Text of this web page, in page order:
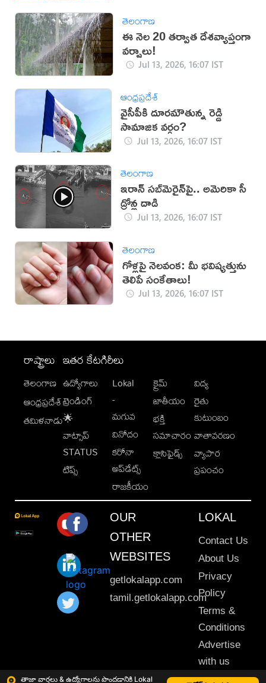
తాజా వార్తలు & ఉద్యోగాలను పొందడానికి Lokal
తెలంగాణ
ఈ నెల 20 తర్వాత దేశవ్యాప్తంగా
వర్షాలు!
Jul 13, 2026, 16:07 IST
ఆంధ్రప్రదేశ్
వైసీపీకి దూరమౌతున్న రెడ్డి
సామాజిక వర్గం?
Jul 13, 2026, 16:07 IST
తెలంగాణ
ఇరాన్‌ సబ్‌మెరైన్‌పై.. అమెరికా సీ
డ్రోన్ల దాడి
Jul 13, 2026, 16:07 IST
తెలంగాణ
గోళ్లపై నెలవంక: మీ భవిష్యత్తును
తెలిపే సంకేతాలు!
Jul 13, 2026, 16:07 IST
రాష్ట్రాలు
తెలంగాణ
ఆంధ్రప్రదేశ్
తమిళనాడు
ఇతర కేటగిరీలు
ఉద్యోగాలు
ట్రెండింగ్
🌟
వాట్సాప్
STATUS
టిప్స్
Lokal
-
మగువ
వినోదం
కరోనా
అప్‌డేట్స్
రాజకీయం
క్రైమ్
జాతీయం
భక్తి
సమాచారం
క్లాసిఫైడ్స్
విద్య
రైతు
కుటుంబం
వాతావరణం
వ్యాపార
ప్రపంచం
OUR
OTHER
WEBSITES
getlokalapp.com
tamil.getlokalapp.com
LOKAL
Contact Us
About Us
Privacy
Policy
Terms &
Conditions
Advertise
with us
Sitemap